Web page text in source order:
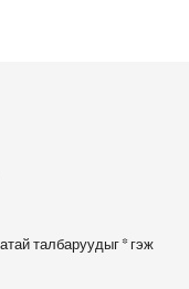
талбаруудыг*гэж